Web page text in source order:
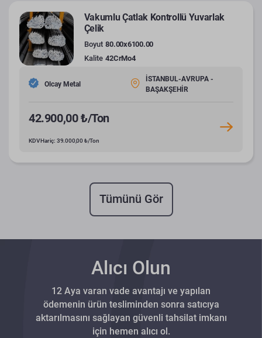
Vakumlu Çatlak Kontrollü Yuvarlak
Çelik
Boyut 80.00x6100.00
Kalite 42CrMo4
Olcay Metal
İSTANBUL-AVRUPA -
BAŞAKŞEHİR
42.900,00 ₺/Ton
KDV Hariç: 39.000,00 ₺/Ton
Tümünü Gör
Alıcı Olun
12 Aya varan vade avantajı ve yapılan
ödemenin ürün tesliminden sonra satıcıya
aktarılmasını sağlayan güvenli tahsilat imkanı
için hemen alıcı ol.